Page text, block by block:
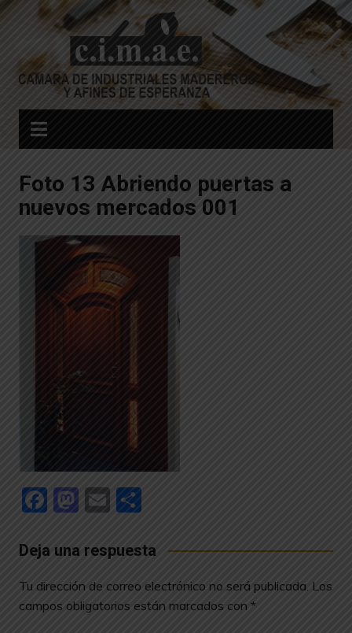
Skip
Foto 13 Abriendo puertas a
nuevos mercados 001
F
c
b
M
st
d
E
ai
C
m
p
ar
Deja una respuesta
Tu dirección de correo electrónico no será publicada. Los
campos obligatorios están marcados con *